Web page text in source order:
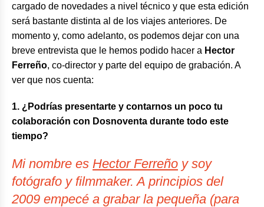
cargado de novedades a nivel técnico y que esta edición
será bastante distinta al de los viajes anteriores. De
momento y, como adelanto, os podemos dejar con una
breve entrevista que le hemos podido hacer a Hector
Ferreño, co-director y parte del equipo de grabación. A
ver que nos cuenta:
1. ¿Podrías presentarte y contarnos un poco tu
colaboración con Dosnoventa durante todo este
tiempo?
Mi nombre es Hector Ferreño y soy
fotógrafo y filmmaker. A principios del
2009 empecé a grabar la pequeña (para